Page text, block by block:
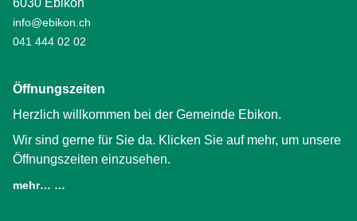
6030 Ebikon
info@ebikon.ch
041 444 02 02
Öffnungszeiten
Herzlich willkommen bei der Gemeinde Ebikon.
Wir sind gerne für Sie da. Klicken Sie auf mehr, um unsere
Öffnungszeiten einzusehen.
mehr… …